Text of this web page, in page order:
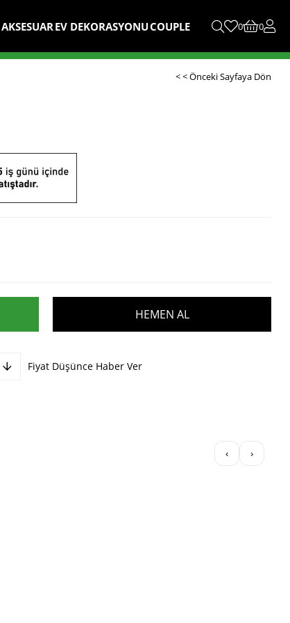
AKSESUAR EV DEKORASYONUCOUPLE 0 0
< < Önceki Sayfaya Dön
Fiyat Düşünce Haber Ver
‹ ›